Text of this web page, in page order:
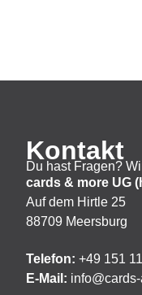
Kontakt
Du hast Fragen?
cards & more UG
Auf dem Hirtle 25
88709 Meersburg
Telefon:+49 151
E-Mail: